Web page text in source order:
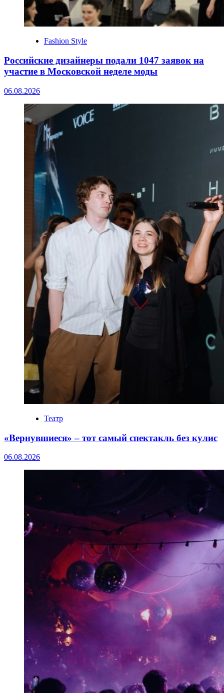
Fashion Style
Российские дизайнеры подали 1047 заявок на
участие в Московской неделе моды
06.08.2026
Театр
«Вернувшиеся» – тот самый спектакль без кулис
06.08.2026